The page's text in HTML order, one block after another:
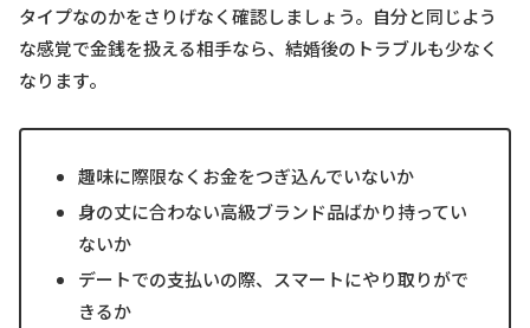
タイプなのかをさりげなく確認しましょう。自分と同じよう
な感覚で金銭を扱える相手なら、結婚後のトラブルも少なく
なります。
趣味に際限なくお金をつぎ込んでいないか
身の丈に合わない高級ブランド品ばかり持ってい
ないか
デートでの支払いの際、スマートにやり取りがで
きるか